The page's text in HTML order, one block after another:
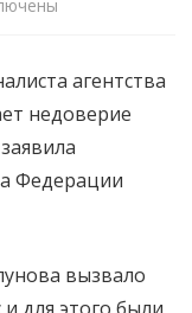
агентства
недоверие
Федерации
вызвало